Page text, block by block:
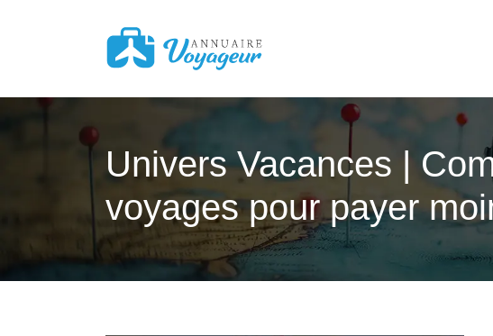
Univers Vacances |
voyages pour payer